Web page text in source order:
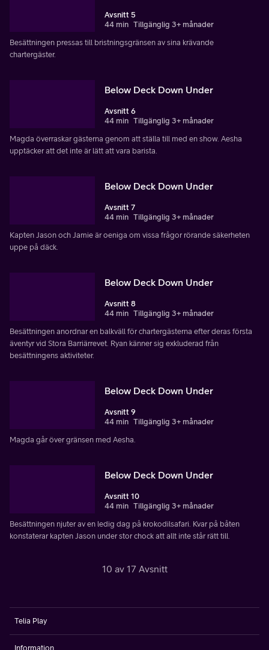
Avsnitt 5
44 min Tillgänglig 3+ månader
Besättningen pressas till bristningsgränsen av sina krävande
chartergäster.
Below Deck Down Under
Avsnitt 6
44 min Tillgänglig 3+ månader
Magda överraskar gästerna genom att ställa till med en show. Aesha
upptäcker att det inte är lätt att vara barista.
Below Deck Down Under
Avsnitt 7
44 min Tillgänglig 3+ månader
Kapten Jason och Jamie är oeniga om vissa frågor rörande säkerheten
uppe på däck.
Below Deck Down Under
Avsnitt 8
44 min Tillgänglig 3+ månader
Besättningen anordnar en balkväll för chartergästerna efter deras första
äventyr vid Stora Barriärrevet. Ryan känner sig exkluderad från
besättningens aktiviteter.
Below Deck Down Under
Avsnitt 9
44 min Tillgänglig 3+ månader
Magda går över gränsen med Aesha.
Below Deck Down Under
Avsnitt 10
44 min Tillgänglig 3+ månader
Besättningen njuter av en ledig dag på krokodilsafari. Kvar på båten
konstaterar kapten Jason under stor chock att allt inte står rätt till.
10 av 17 Avsnitt
Telia Play
Information